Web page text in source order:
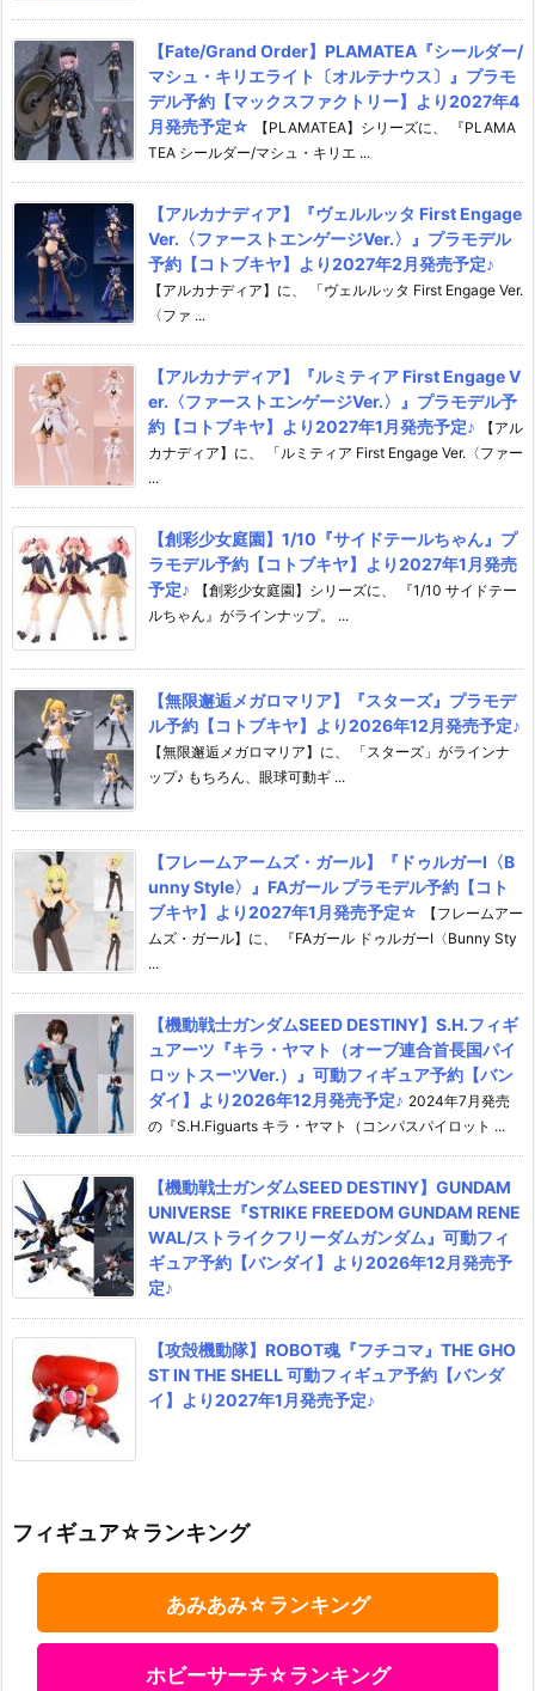
【Fate/Grand Order】PLAMATEA『シールダー/
マシュ・キリエライト〔オルテナウス〕』プラモ
デル予約【マックスファクトリー】より2027年4
月発売予定☆
【PLAMATEA】シリーズに、 『PLAMA
TEA シールダー/マシュ・キリエ ...
【アルカナディア】『ヴェルルッタ First Engage
Ver.〈ファーストエンゲージVer.〉』プラモデル
予約【コトブキヤ】より2027年2月発売予定♪
【アルカナディア】に、 「ヴェルルッタ First Engage Ver.
〈ファ ...
【アルカナディア】『ルミティア First Engage V
er.〈ファーストエンゲージVer.〉』プラモデル予
約【コトブキヤ】より2027年1月発売予定♪
【アル
カナディア】に、 「ルミティア First Engage Ver.〈ファー
...
【創彩少女庭園】1/10『サイドテールちゃん』プ
ラモデル予約【コトブキヤ】より2027年1月発売
予定♪
【創彩少女庭園】シリーズに、 『1/10 サイドテー
ルちゃん』がラインナップ。 ...
【無限邂逅メガロマリア】『スターズ』プラモデ
ル予約【コトブキヤ】より2026年12月発売予定♪
【無限邂逅メガロマリア】に、 「スターズ」がラインナ
ップ♪ もちろん、眼球可動ギ ...
【フレームアームズ・ガール】『ドゥルガーI〈B
unny Style〉』FAガール プラモデル予約【コト
ブキヤ】より2027年1月発売予定☆
【フレームアー
ムズ・ガール】に、 『FAガール ドゥルガーI〈Bunny Sty
...
【機動戦士ガンダムSEED DESTINY】S.H.フィギ
ュアーツ『キラ・ヤマト（オーブ連合首長国パイ
ロットスーツVer.）』可動フィギュア予約【バン
ダイ】より2026年12月発売予定♪ 2024年7月発売
の『S.H.Figuarts キラ・ヤマト（コンパスパイロット ...
【機動戦士ガンダムSEED DESTINY】GUNDAM
UNIVERSE『STRIKE FREEDOM GUNDAM RENE
WAL/ストライクフリーダムガンダム』可動フィ
ギュア予約【バンダイ】より2026年12月発売予
定♪
【攻殻機動隊】ROBOT魂『フチコマ』THE GHO
ST IN THE SHELL 可動フィギュア予約【バンダ
イ】より2027年1月発売予定♪
フィギュア☆ランキング
あみあみ☆ランキング
ホビーサーチ☆ランキング